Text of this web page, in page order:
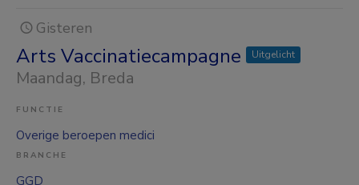
Gisteren
Arts Vaccinatiecampagne Uitgelicht
Maandag, Breda
FUNCTIE
Overige beroepen medici
BRANCHE
GGD